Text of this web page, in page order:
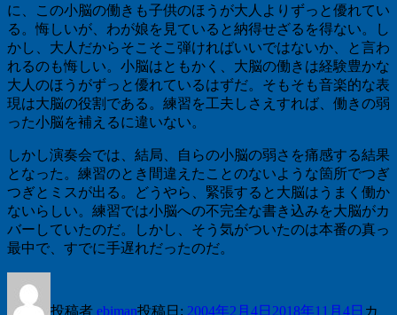
に、この小脳の働きも子供のほうが大人よりずっと優れてい
る。悔しいが、わが娘を見ていると納得せざるを得ない。し
かし、大人だからそこそこ弾ければいいではないか、と言わ
れるのも悔しい。小脳はともかく、大脳の働きは経験豊かな
大人のほうがずっと優れているはずだ。そもそも音楽的な表
現は大脳の役割である。練習を工夫しさえすれば、働きの弱
った小脳を補えるに違いない。
しかし演奏会では、結局、自らの小脳の弱さを痛感する結果
となった。練習のとき間違えたことのないような箇所でつぎ
つぎとミスが出る。どうやら、緊張すると大脳はうまく働か
ないらしい。練習では小脳への不完全な書き込みを大脳がカ
バーしていたのだ。しかし、そう気がついたのは本番の真っ
最中で、すでに手遅れだったのだ。
投稿者 ebiman投稿日: 2004年2月4日 2018年11月4日 カ